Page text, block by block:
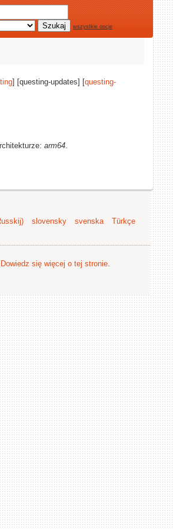
wszystkie opcje
] [questing-updates] [questing-
arm64.
slovensky svenska
Türkçe
Dowiedz się więcej o tej stronie.